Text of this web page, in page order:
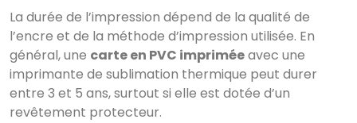
La durée de l’impression dépend de la qualité de
l’encre et de la méthode d’impression utilisée. En
général, une carte en PVC impriméeavec une
imprimante de sublimation thermique peut durer
entre 3 et 5 ans, surtout si elle est dotée d’un
revêtement protecteur.